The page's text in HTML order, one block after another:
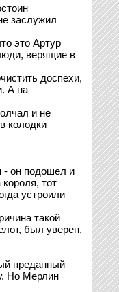
заслужил
это Артур
верящие в
доспехи,
А на
и не
колодки
- он подошел и
тот
устроили
такой
был уверен,
преданный
Но Мерлин